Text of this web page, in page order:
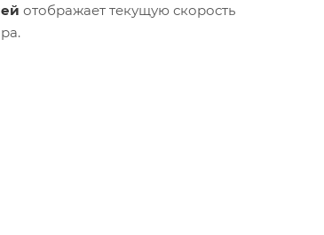
отображает текущую скорость